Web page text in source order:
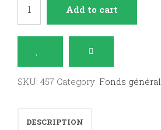
BUP
Add to cart
SKU: 457 Category: Fonds général
DESCRIPTION